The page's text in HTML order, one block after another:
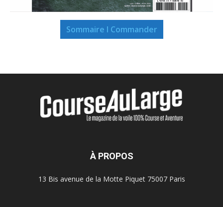
Sommaire I Commander
À PROPOS
13 Bis avenue de la Motte Piquet 75007 Paris